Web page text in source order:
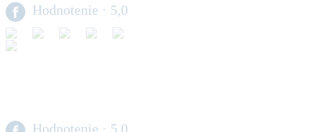
Hodnotenie · 5,0
Hodnotenie · 5,0